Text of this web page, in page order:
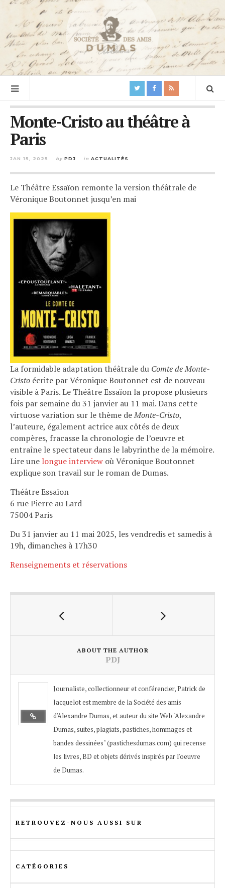
Monte-Cristo au théâtre à
Paris
JAN 15, 2025 by PDJ in ACTUALITÉS
Le Théâtre Essaïon remonte la version théâtrale de
Véronique Boutonnet jusqu’en mai
La formidable adaptation théâtrale du Comte de Monte-
Cristo écrite par Véronique Boutonnet est de nouveau
visible à Paris. Le Théâtre Essaïon la propose plusieurs
fois par semaine du 31 janvier au 11 mai. Dans cette
virtuose variation sur le thème deMonte-Cristo,
l’auteure, également actrice aux côtés de deux
compères, fracasse la chronologie de l’oeuvre et
entraîne le spectateur dans le labyrinthe de la mémoire.
Lire une longue interview où Véronique Boutonnet
explique son travail sur le roman de Dumas.
Théâtre Essaïon
6 rue Pierre au Lard
75004 Paris
Du 31 janvier au 11 mai 2025, les vendredis et samedis à
19h, dimanches à 17h30
Renseignements et réservations
ABOUT THE AUTHOR
PDJ
Journaliste, collectionneur et conférencier, Patrick de
Jacquelot est membre de la Société des amis
d'Alexandre Dumas, et auteur du site Web "Alexandre
Dumas, suites, plagiats, pastiches, hommages et
bandes dessinées" (pastichesdumas.com) qui recense
les livres, BD et objets dérivés inspirés par l'oeuvre
de Dumas.
RETROUVEZ-NOUS AUSSI SUR
CATÉGORIES